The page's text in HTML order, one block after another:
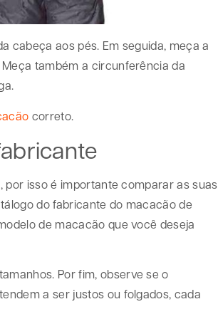
cabeça aos pés. Em seguida, meça a
também a circunferência da
correto.
por isso é importante comparar as suas
do fabricante do macacão de
de macacão que você deseja
Por fim, observe se o
a ser justos ou folgados, cada